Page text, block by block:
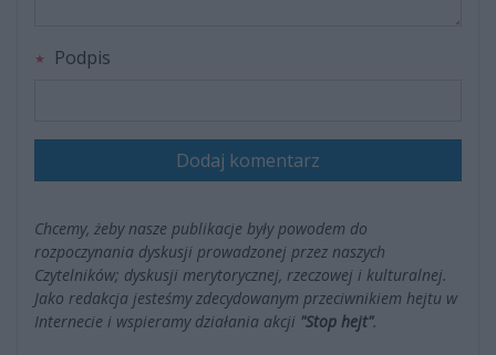
Podpis
Dodaj komentarz
Chcemy, żeby nasze publikacje były powodem do
rozpoczynania dyskusji prowadzonej przez naszych
Czytelników; dyskusji merytorycznej, rzeczowej i kulturalnej.
Jako redakcja jesteśmy zdecydowanym przeciwnikiem hejtu w
Internecie i wspieramy działania akcji "Stop hejt".